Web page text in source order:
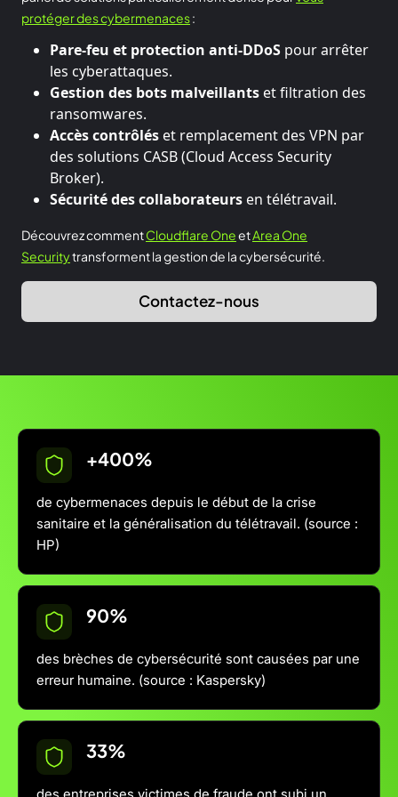
protéger des cybermenaces:
Pare-feu et protection anti-DDoS pour arrêter
les cyberattaques.
Gestion des bots malveillants et filtration des
ransomwares.
Accès contrôlés et remplacement des VPN par
des solutions CASB (Cloud Access Security
Broker).
Sécurité des collaborateurs en télétravail.
Découvrez commentCloudflare OneetArea One
Securitytransforment la gestion de la cybersécurité.
Contactez-nous
+400%
de cybermenaces depuis le début de la crise
sanitaire et la généralisation du télétravail. (source :
HP)
90%
des brèches de cybersécurité sont causées par une
erreur humaine. (source : Kaspersky)
33%